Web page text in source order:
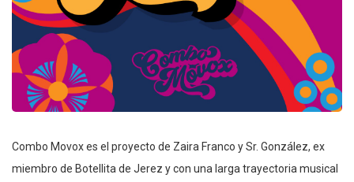
Combo Movox es el proyecto de Zaira Franco y Sr. González, ex
miembro de Botellita de Jerez y con una larga trayectoria musical